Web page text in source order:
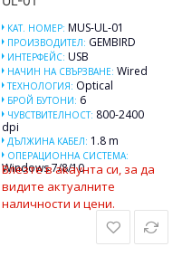
КАТ. НОМЕР: MUS-UL-01
ПРОИЗВОДИТЕЛ: GEMBIRD
ИНТЕРФЕЙС: USB
НАЧИН НА СВЪРЗВАНЕ: Wired
ТЕХНОЛОГИЯ: Optical
БРОЙ БУТОНИ: 6
ЧУВСТВИТЕЛНОСТ: 800-2400
dpi
ДЪЛЖИНА КАБЕЛ: 1.8 m
ОПЕРАЦИОННА СИСТЕМА:
Windows 7/8/10
Влезте в акаунта си, за да
видите актуалните
наличности и цени.